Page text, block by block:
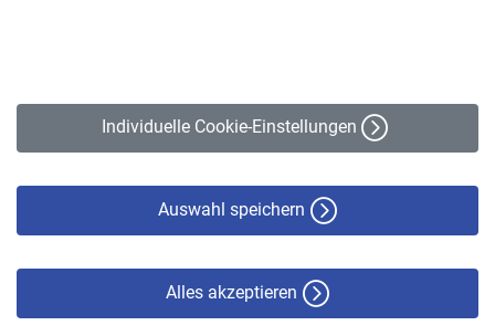
Individuelle Cookie-Einstellungen
Auswahl speichern
Alles akzeptieren
Erklärung zur Barrierefreiheit
© VBL 2026